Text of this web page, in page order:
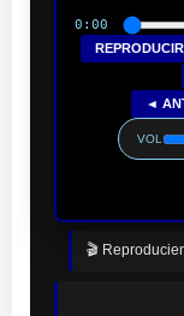
0:00
REPRODUCIR
◄
VOL
🎬